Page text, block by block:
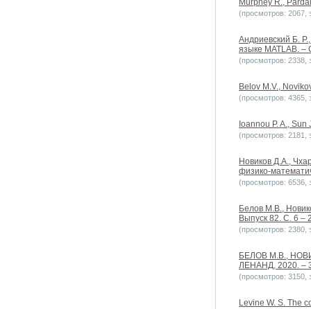
Murphey R.,
(просмотров: 2067,
Андриевский Б.
языке MATLAB.
(просмотров: 2338,
Belov M.V.,
(просмотров: 4365,
Ioannou P. A.,
(просмотров: 2181,
Новиков Д.А.,
физико-
(просмотров: 6536,
Белов М.В.,
Выпуск 82. С. 6 –
(просмотров: 2380,
БЕЛОВ М.В.,
ЛЕНАНД, 2020. –
(просмотров: 3150,
Levine W. S. The